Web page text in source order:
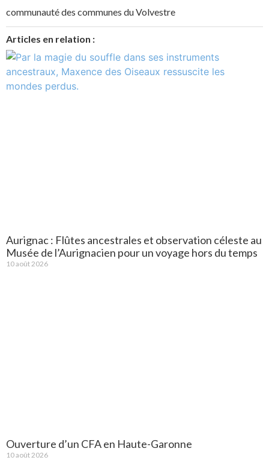
communauté des communes du Volvestre
Articles en relation :
Aurignac : Flûtes ancestrales et observation céleste au
Musée de l’Aurignacien pour un voyage hors du temps
10 août 2026
Ouverture d’un CFA en Haute-Garonne
10 août 2026